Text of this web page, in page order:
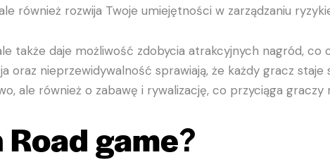
również rozwija Twoje umiejętności w zarządzaniu
także daje możliwość zdobycia atrakcyjnych nagród, co
oraz nieprzewidywalność sprawiają, że każdy gracz staje
ale również o zabawę i rywalizację, co przyciąga graczy
game?